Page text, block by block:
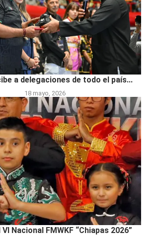
a delegaciones de todo el país...
18 mayo, 2026
Nacional FMWKF “Chiapas 2026”